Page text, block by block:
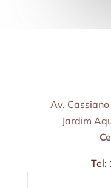
Av.
Jardim
Tel: